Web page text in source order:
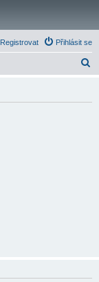
Přihlásit se
Registrovat